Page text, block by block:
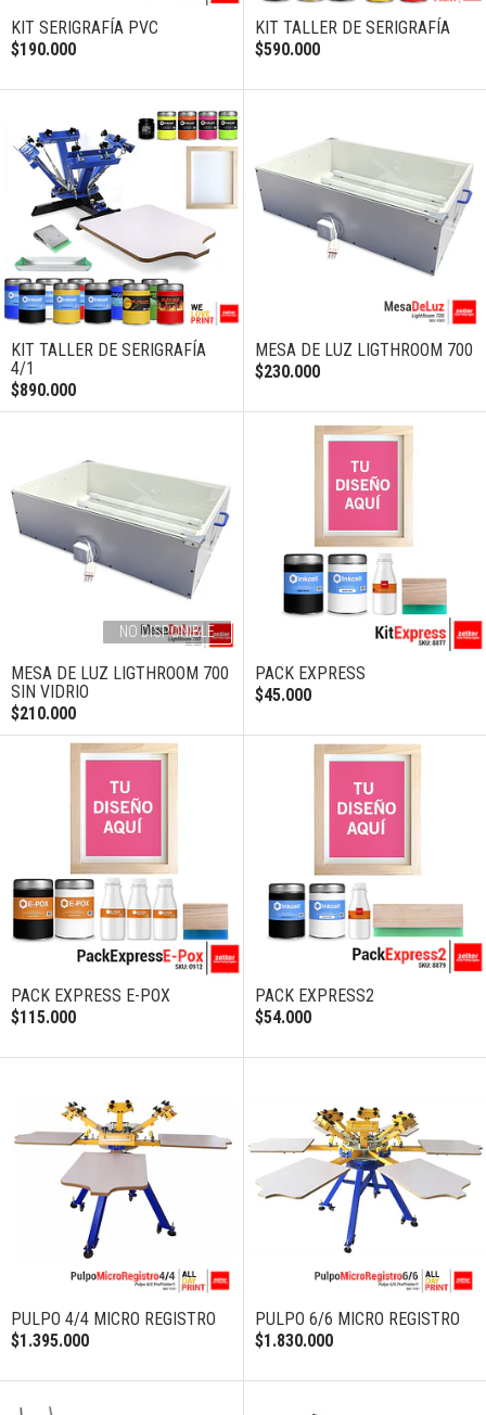
KIT SERIGRAFÍA PVC
$190.000
KIT TALLER DE SERIGRAFÍA
$590.000
KIT TALLER DE SERIGRAFÍA
4/1
$890.000
MESA DE LUZ LIGTHROOM 700
$230.000
NO DISPONIBLE
MESA DE LUZ LIGTHROOM 700
SIN VIDRIO
$210.000
PACK EXPRESS
$45.000
PACK EXPRESS E-POX
$115.000
PACK EXPRESS2
$54.000
PULPO 4/4 MICRO REGISTRO
$1.395.000
PULPO 6/6 MICRO REGISTRO
$1.830.000